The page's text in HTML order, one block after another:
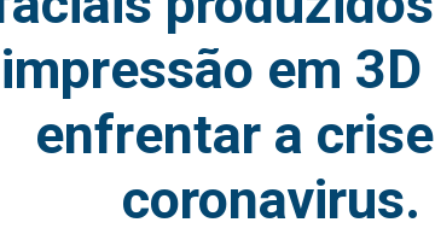
impressão em 3D
enfrentar a
coronavirus.